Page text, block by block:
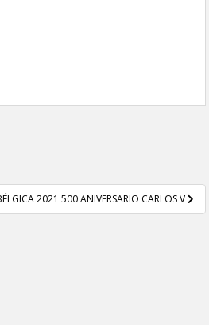
2021 500 ANIVERSARIO CARLOS V